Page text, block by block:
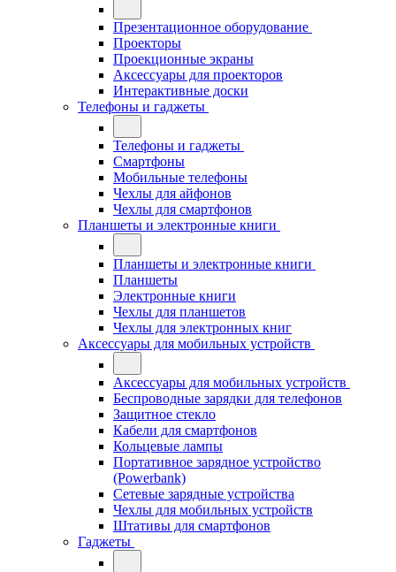
Презентационное оборудование
Проекторы
Проекционные экраны
Аксессуары для проекторов
Интерактивные доски
Телефоны и гаджеты
Телефоны и гаджеты
Смартфоны
Мобильные телефоны
Чехлы для айфонов
Чехлы для смартфонов
Планшеты и электронные книги
Планшеты и электронные книги
Планшеты
Электронные книги
Чехлы для планшетов
Чехлы для электронных книг
Аксессуары для мобильных устройств
Аксессуары для мобильных устройств
Беспроводные зарядки для телефонов
Защитное стекло
Кабели для смартфонов
Кольцевые лампы
Портативное зарядное устройство
(Powerbank)
Сетевые зарядные устройства
Чехлы для мобильных устройств
Штативы для смартфонов
Гаджеты